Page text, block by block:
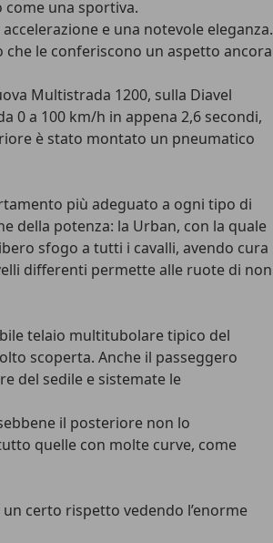
una sportiva.
e una notevole eleganza.
le conferiscono un aspetto ancora
Multistrada 1200, sulla Diavel
0 a 100 km/h in appena 2,6 secondi,
è stato montato un pneumatico
più adeguato a ogni tipo di
della potenza: la Urban, con la quale
sfogo a tutti i cavalli, avendo cura
differenti permette alle ruote di non
telaio multitubolare tipico del
scoperta. Anche il passeggero
del sedile e sistemate le
il posteriore non lo
quelle con molte curve, come
certo rispetto vedendo l’enorme